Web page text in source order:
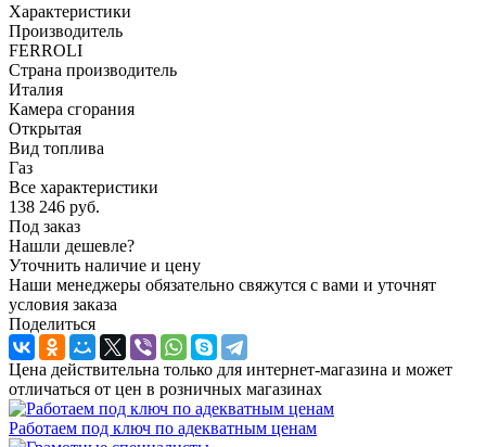
Характеристики
Производитель
FERROLI
Страна производитель
Италия
Камера сгорания
Открытая
Вид топлива
Газ
Все характеристики
138 246 руб.
Под заказ
Нашли дешевле?
Уточнить наличие и цену
Наши менеджеры обязательно свяжутся с вами и уточнят
условия заказа
Поделиться
Цена действительна только для интернет-магазина и может
отличаться от цен в розничных магазинах
Работаем под ключ по адекватным ценам